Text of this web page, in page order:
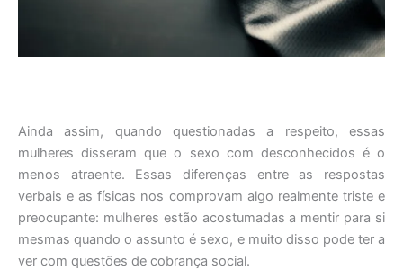
Ainda assim, quando questionadas a respeito, essas
mulheres disseram que o sexo com desconhecidos é o
menos atraente. Essas diferenças entre as respostas
verbais e as físicas nos comprovam algo realmente triste e
preocupante: mulheres estão acostumadas a mentir para si
mesmas quando o assunto é sexo, e muito disso pode ter a
ver com questões de cobrança social.